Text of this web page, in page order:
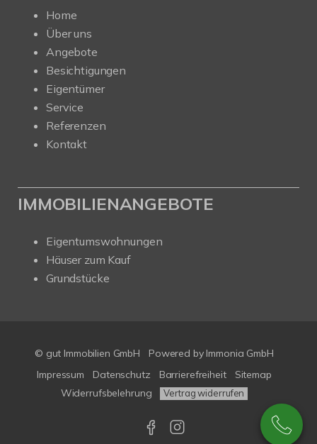
Home
Über uns
Angebote
Besichtigungen
Eigentümer
Service
Referenzen
Kontakt
IMMOBILIENANGEBOTE
Eigentumswohnungen
Häuser zum Kauf
Grundstücke
© gut Immobilien GmbH Powered by Immonia GmbH
Impressum
Datenschutz Barrierefreiheit
Sitemap
Widerrufsbelehrung
Vertrag widerrufen